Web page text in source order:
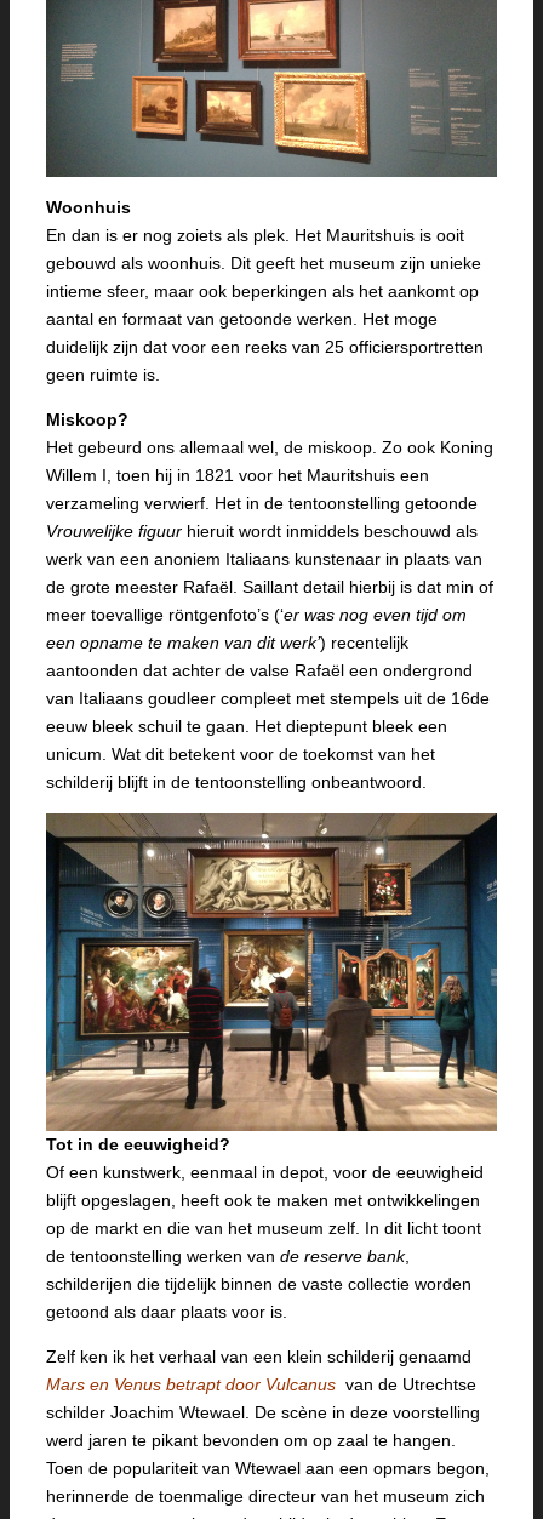
Woonhuis
En dan is er nog zoiets als plek. Het Mauritshuis is ooit
gebouwd als woonhuis. Dit geeft het museum zijn unieke
intieme sfeer, maar ook beperkingen als het aankomt op
aantal en formaat van getoonde werken. Het moge
duidelijk zijn dat voor een reeks van 25 officiersportretten
geen ruimte is.
Miskoop?
Het gebeurd ons allemaal wel, de miskoop. Zo ook Koning
Willem I, toen hij in 1821 voor het Mauritshuis een
verzameling verwierf. Het in de tentoonstelling getoonde
Vrouwelijke figuur hieruit wordt inmiddels beschouwd als
werk van een anoniem Italiaans kunstenaar in plaats van
de grote meester Rafaël. Saillant detail hierbij is dat min of
meer toevallige röntgenfoto’s (‘er was nog even tijd om
een opname te maken van dit werk’) recentelijk
aantoonden dat achter de valse Rafaël een ondergrond
van Italiaans goudleer compleet met stempels uit de 16de
eeuw bleek schuil te gaan. Het dieptepunt bleek een
unicum. Wat dit betekent voor de toekomst van het
schilderij blijft in de tentoonstelling onbeantwoord.
Tot in de eeuwigheid?
Of een kunstwerk, eenmaal in depot, voor de eeuwigheid
blijft opgeslagen, heeft ook te maken met ontwikkelingen
op de markt en die van het museum zelf. In dit licht toont
de tentoonstelling werken van de reserve bank,
schilderijen die tijdelijk binnen de vaste collectie worden
getoond als daar plaats voor is.
Zelf ken ik het verhaal van een klein schilderij genaamd
Mars en Venus betrapt door Vulcanus van de Utrechtse
schilder Joachim Wtewael. De scène in deze voorstelling
werd jaren te pikant bevonden om op zaal te hangen.
Toen de populariteit van Wtewael aan een opmars begon,
herinnerde de toenmalige directeur van het museum zich